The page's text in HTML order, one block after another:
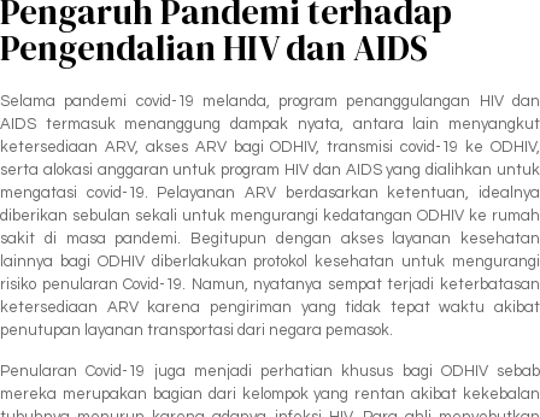
Pengaruh Pandemi terhadap
Pengendalian HIV dan AIDS
Selama pandemi covid-19 melanda, program penanggulangan HIV dan
AIDS termasuk menanggung dampak nyata, antara lain menyangkut
ketersediaan ARV, akses ARV bagi ODHIV, transmisi covid-19 ke ODHIV,
serta alokasi anggaran untuk program HIV dan AIDS yang dialihkan untuk
mengatasi covid-19. Pelayanan ARV berdasarkan ketentuan, idealnya
diberikan sebulan sekali untuk mengurangi kedatangan ODHIV ke rumah
sakit di masa pandemi. Begitupun dengan akses layanan kesehatan
lainnya bagi ODHIV diberlakukan protokol kesehatan untuk mengurangi
risiko penularan Covid-19. Namun, nyatanya sempat terjadi keterbatasan
ketersediaan ARV karena pengiriman yang tidak tepat waktu akibat
penutupan layanan transportasi dari negara pemasok.
Penularan Covid-19 juga menjadi perhatian khusus bagi ODHIV sebab
mereka merupakan bagian dari kelompok yang rentan akibat kekebalan